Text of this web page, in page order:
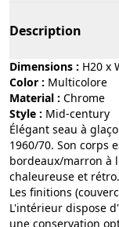
Description
Dimensions : H20 x
Color :
multicolore
Material :
chrome
Style :
mid-century
Élégant seau à
1960/70. Son corps
bordeaux/marron à
chaleureuse et rétro.
​Les finitions
L'intérieur dispose
une conservation